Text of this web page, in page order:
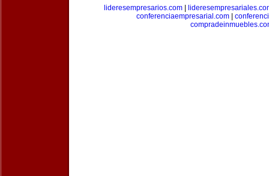
lideresempresarios.com
conferenciaempresarial.com